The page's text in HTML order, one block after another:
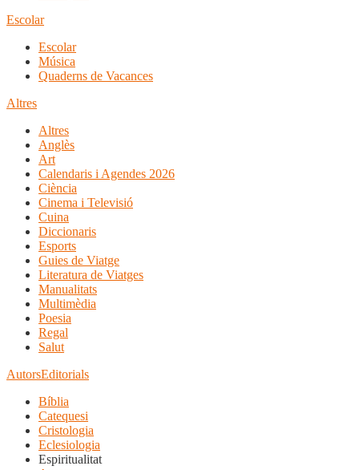
Escolar
Escolar
Música
Quaderns de Vacances
Altres
Altres
Anglès
Art
Calendaris i Agendes 2026
Ciència
Cinema i Televisió
Cuina
Diccionaris
Esports
Guies de Viatge
Literatura de Viatges
Manualitats
Multimèdia
Poesia
Regal
Salut
AutorsEditorials
Bíblia
Catequesi
Cristologia
Eclesiologia
Espiritualitat